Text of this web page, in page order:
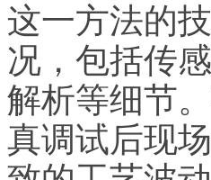
这一方法的
况，包括传
解析等细节
真调试后现